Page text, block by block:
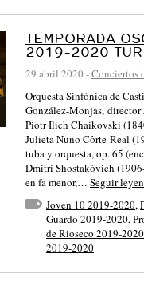
TEMPORADA
2019-2020
29 abril 2020 -Conciertos
Orquesta Sinfónica de
González-Monjas, director
Piotr Ilich Chaikovski
Julieta Nuno Côrte-Real
tuba y orquesta, op. 65
Dmitri Shostakóvich
en fa menor,… Seguir
Joven 10 2019-2020,
Guardo 2019-2020,
de Rioseco 2019-2020
2019-2020